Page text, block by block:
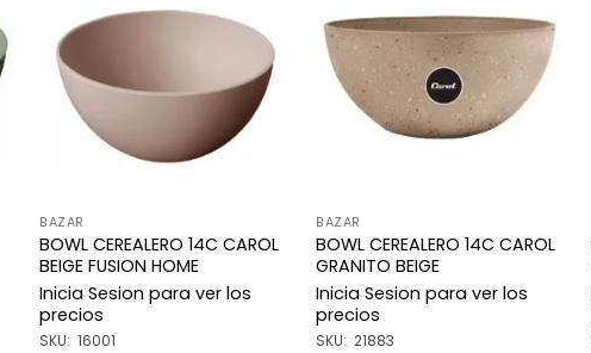
Añadir
a la
lista de
deseos
BAZAR
BOWL CEREALERO 14C CAROL
BEIGE FUSION HOME
Inicia Sesion para ver los
precios
SKU: 16001
Añadir
a la
lista de
deseos
BAZAR
BOWL CEREALERO 14C CAROL
GRANITO BEIGE
Inicia Sesion para ver los
precios
SKU: 21883